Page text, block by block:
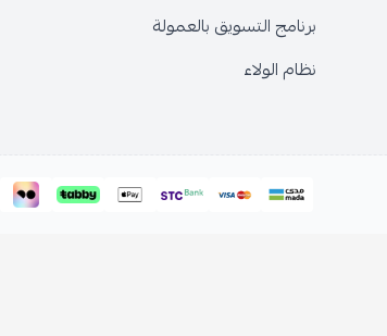
برنامج التسويق بالعمولة
نظام الولاء